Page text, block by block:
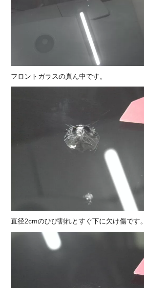
フロントガラスの真ん中です。
直径2cmのひび割れとすぐ下に欠け傷です。